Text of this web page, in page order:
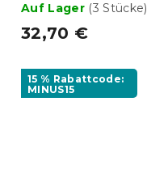
Auf Lager (3 Stücke)
32,70 €
15 % Rabattcode:
MINUS15